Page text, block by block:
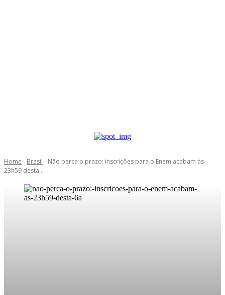
Home Brasil
Não perca o prazo: inscrições para o Enem acabam às
23h59 desta...